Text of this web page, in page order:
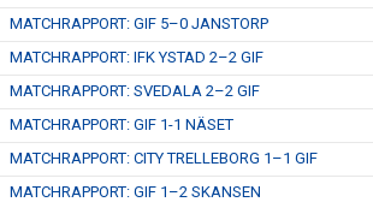
MATCHRAPPORT: GIF 5–0 JANSTORP
MATCHRAPPORT: IFK YSTAD 2–2 GIF
MATCHRAPPORT: SVEDALA 2–2 GIF
MATCHRAPPORT: GIF 1-1 NÄSET
MATCHRAPPORT: CITY TRELLEBORG 1–1 GIF
MATCHRAPPORT: GIF 1–2 SKANSEN